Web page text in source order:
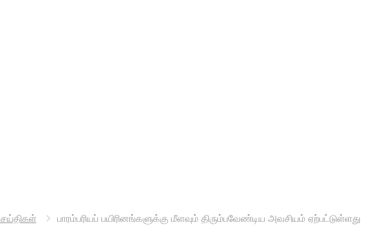
பாரம்பரியப் பயிரினங்களுக்கு மீளவும் திரும்பவேண்டிய அவசியம் ஏற்பட்டுள்ளது